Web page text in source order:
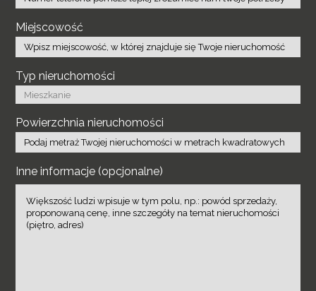
Miejscowość
Typ nieruchomości
Powierzchnia nieruchomości
Inne informacje (opcjonalne)